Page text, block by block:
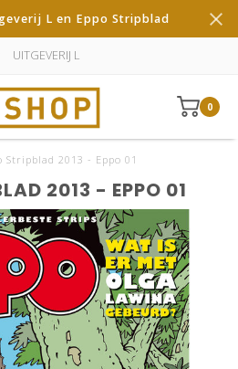
L en Eppo Stripblad
UITGEVERIJ L
0
Stripblad 2013 - Eppo 01
2013 - EPPO 01